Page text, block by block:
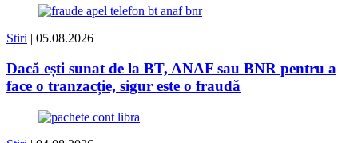
Stiri | 05.08.2026
Dacă ești sunat de la BT, ANAF sau BNR pentru a
face o tranzacție, sigur este o fraudă